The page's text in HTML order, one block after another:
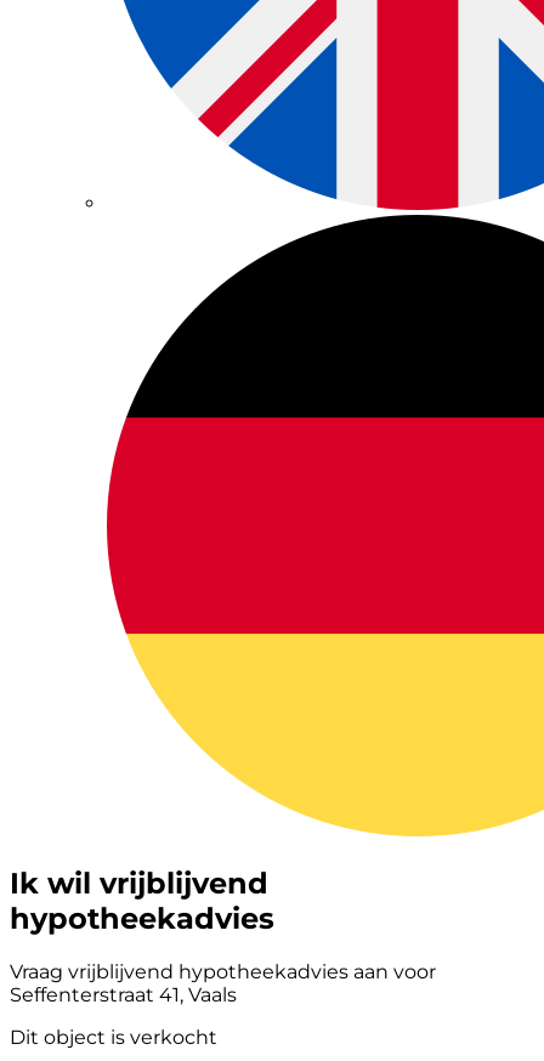
Ik wil vrijblijvend
hypotheekadvies
Vraag vrijblijvend hypotheekadvies aan voor
Seffenterstraat 41, Vaals
Dit object is verkocht